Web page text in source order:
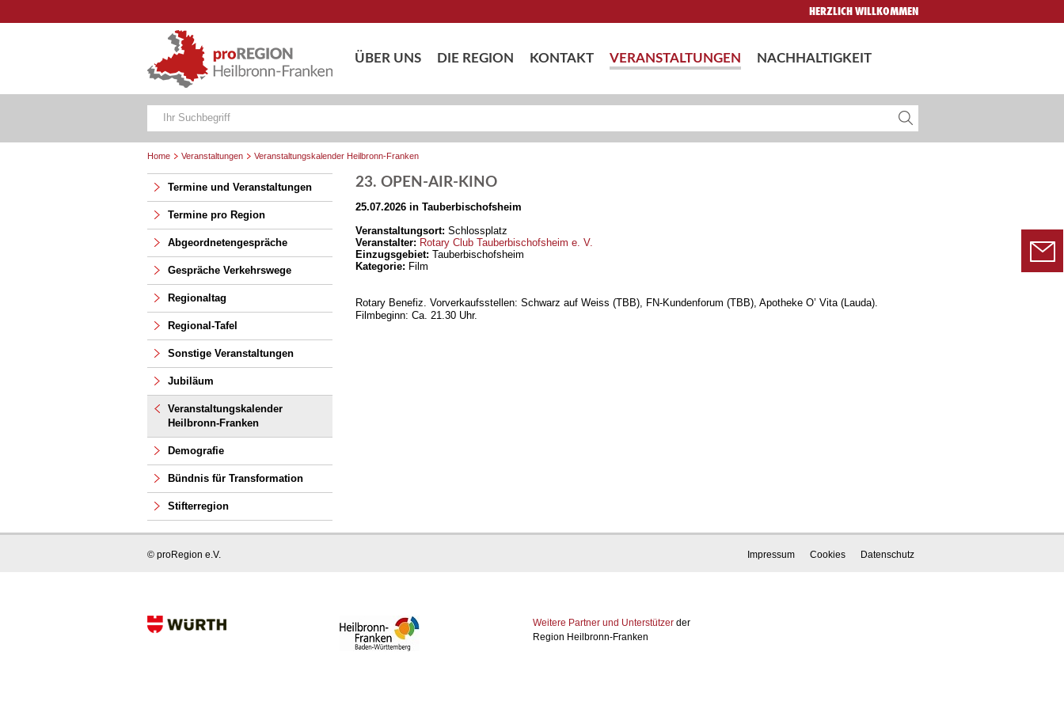
HERZLICH WILLKOMMEN
ÜBER UNS DIE REGION KONTAKT VERANSTALTUNGEN NACHHALTIGKEIT
Home Veranstaltungen Veranstaltungskalender Heilbronn-Franken
Termine und Veranstaltungen
Termine pro Region
Abgeordnetengespräche
Gespräche Verkehrswege
Regionaltag
Regional-Tafel
Sonstige Veranstaltungen
Jubiläum
Veranstaltungskalender
Heilbronn-Franken
Demografie
Bündnis für Transformation
Stifterregion
23. OPEN-AIR-KINO
25.07.2026 in Tauberbischofsheim
Veranstaltungsort: Schlossplatz
Veranstalter: Rotary Club Tauberbischofsheim e. V.
Einzugsgebiet: Tauberbischofsheim
Kategorie: Film
Rotary Benefiz. Vorverkaufsstellen: Schwarz auf Weiss (TBB), FN-Kundenforum (TBB), Apotheke O’ Vita (Lauda).
Filmbeginn: Ca. 21.30 Uhr.
© proRegion e.V. Impressum Cookies Datenschutz
Weitere Partner und Unterstützerder
Region Heilbronn-Franken